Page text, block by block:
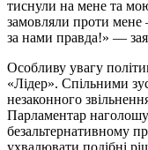
тиснули на мене та
замовляли проти
за нами правда!» —
Особливу увагу
«Лідер». Спільними
незаконного
Парламентар
безальтернативному
ухвалювати подібні